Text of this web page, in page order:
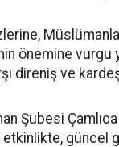
önemine vurgu
direniş ve
Şubesi
güncel